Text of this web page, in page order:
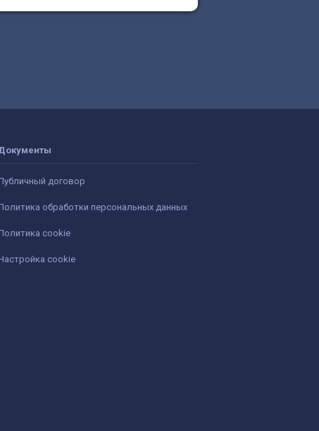
договор
обработки персональных данных
cookie
cookie